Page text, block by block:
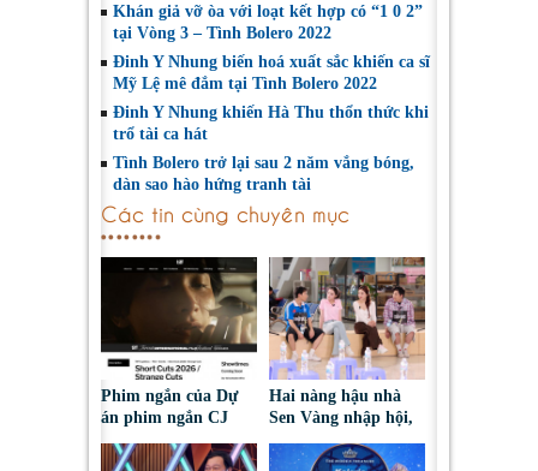
Khán giả vỡ òa với loạt kết hợp có “1 0 2”
tại Vòng 3 – Tình Bolero 2022
Đinh Y Nhung biến hoá xuất sắc khiến ca sĩ
Mỹ Lệ mê đắm tại Tình Bolero 2022
Đinh Y Nhung khiến Hà Thu thổn thức khi
trổ tài ca hát
Tình Bolero trở lại sau 2 năm vắng bóng,
dàn sao hào hứng tranh tài
Các tin cùng chuyên mục
Phim ngắn của Dự
án phim ngắn CJ
tại LHP quốc tế
Hai nàng hậu nhà
Sen Vàng nhập hội,
chinh phục khán giả